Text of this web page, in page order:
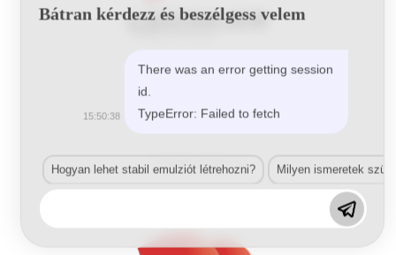
LS (29) 125 Isorubber
Tovább olvasom
Bátran kérdezz és beszélgess velem
There was an error getting session
id.
TypeError: Failed to fetch
15:50:38
Hogyan lehet stabil emulziót létrehozni? Milyen ismeretek